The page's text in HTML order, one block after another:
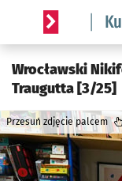
Serwis
Wrocławski
Traugutta [3/25]
Przesuń zdjęcie palcem